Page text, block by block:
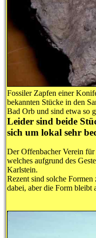
Fossiler Zapfen einer
bekannten Stücke in den
Bad Orb und sind etwa so
Leider sind beide
sich um lokal sehr
Der Offenbacher Verein
welches aufgrund des
Karlstein.
Rezent sind solche
dabei, aber die Form bleibt